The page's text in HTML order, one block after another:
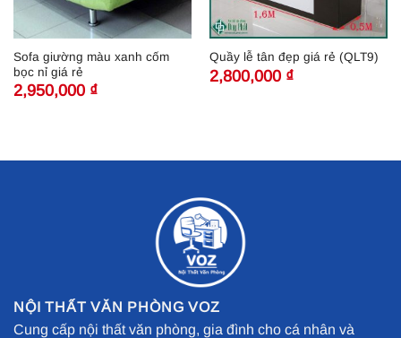
Sofa giường màu xanh cốm
bọc nỉ giá rẻ
2,950,000 ₫
Quầy lễ tân đẹp giá rẻ (QLT9)
2,800,000 ₫
NỘI THẤT VĂN PHÒNG VOZ
Cung cấp nội thất văn phòng, gia đình cho cá nhân và